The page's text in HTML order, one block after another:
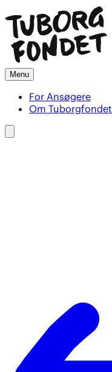
Menu
For Ansøgere
Om Tuborgfondet